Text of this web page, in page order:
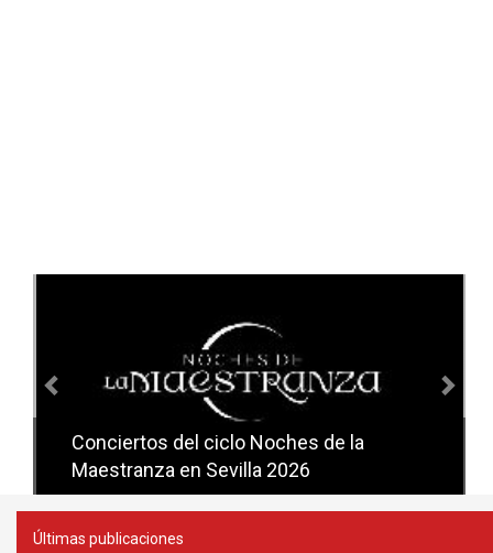
Conciertos del ciclo Noches de la
Maestranza en Sevilla 2026
Conciertos del ciclo Candlelight en
Sevilla
Últimas publicaciones